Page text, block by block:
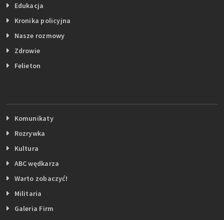
Edukacja
Kronika policyjna
Nasze rozmowy
Zdrowie
Felieton
Komunikaty
Rozrywka
Kultura
ABC wędkarza
Warto zobaczyć!
Militaria
Galeria Firm